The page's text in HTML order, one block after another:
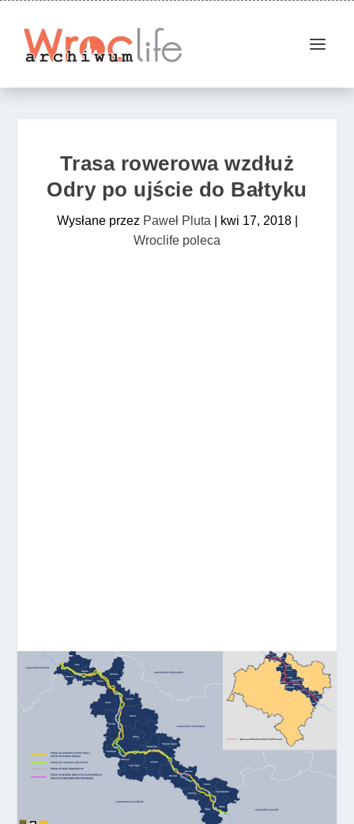
Trasa rowerowa wzdłuż
Odry po ujście do Bałtyku
Wysłane przez Paweł Pluta kwi 17, 2018|
Wroclife poleca